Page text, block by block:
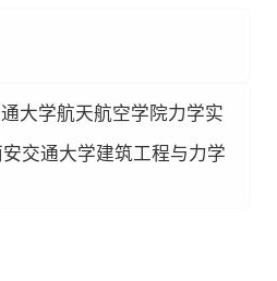
大学航天航空学院力学实
交通大学建筑工程与力学